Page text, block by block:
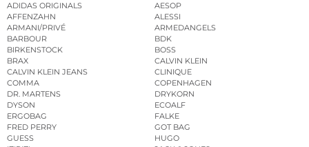
ADIDAS ORIGINALS
AESOP
AFFENZAHN
ALESSI
ARMANI/PRIVÉ
ARMEDANGELS
BARBOUR
BDK
BIRKENSTOCK
BOSS
BRAX
CALVIN KLEIN
CALVIN KLEIN JEANS
CLINIQUE
COMMA
COPENHAGEN
DR. MARTENS
DRYKORN
DYSON
ECOALF
ERGOBAG
FALKE
FRED PERRY
GOT BAG
GUESS
HUGO